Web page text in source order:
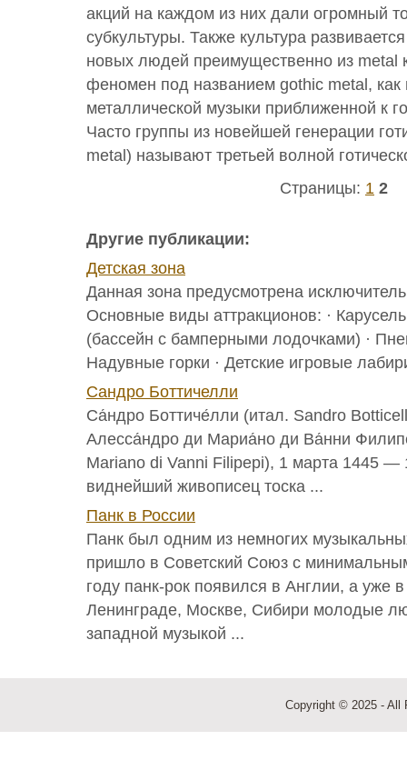
акций на каждом из них дали огромный
субкультуры. Также культура
новых людей преимущественно из metal
феномен под названием gothic metal, как
металлической музыки приближенной к
Часто группы из новейшей генерации
metal) называют третьей волной
Страницы: 1 2
Другие публикации:
Детская зона
Данная зона предусмотрена
Основные виды аттракционов: ·
(бассейн с бамперными лодочками) ·
Надувные горки · Детские игровые
Сандро Боттичелли
Са́ндро Боттиче́лли (итал. Sandro
Алесса́ндро ди Мариа́но ди Ва́нни
Mariano di Vanni Filipepi), 1 марта 1445
виднейший живописец тоска ...
Панк в России
Панк был одним из немногих
пришло в Советский Союз с
году панк-рок появился в Англии, а уже
Ленинграде, Москве, Сибири молодые
западной музыкой ...
Copyright © 2025 - All